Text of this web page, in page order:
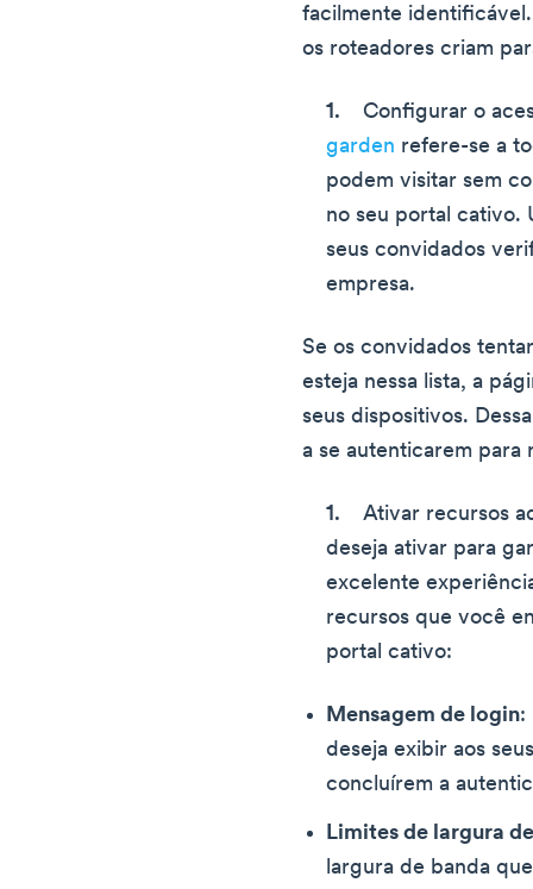
facilmente
os roteadores criam
Configurar o
garden refere-se a
podem visitar sem
no seu portal cativo.
seus convidados
empresa.
Se os convidados
esteja nessa lista, a
seus dispositivos.
a se autenticarem para
Ativar recursos
deseja ativar para
excelente
recursos que você
portal cativo:
Mensagem de login:
deseja exibir aos
concluírem a
Limites de largura
largura de banda